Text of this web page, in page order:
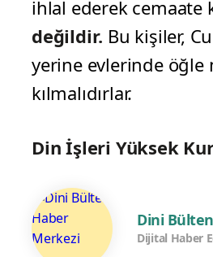
ihlal ederek cemaate
değildir. Bu kişiler,
yerine evlerinde öğle
kılmalıdırlar.
Din İşleri Yüksek
Dini
Dijital Haber